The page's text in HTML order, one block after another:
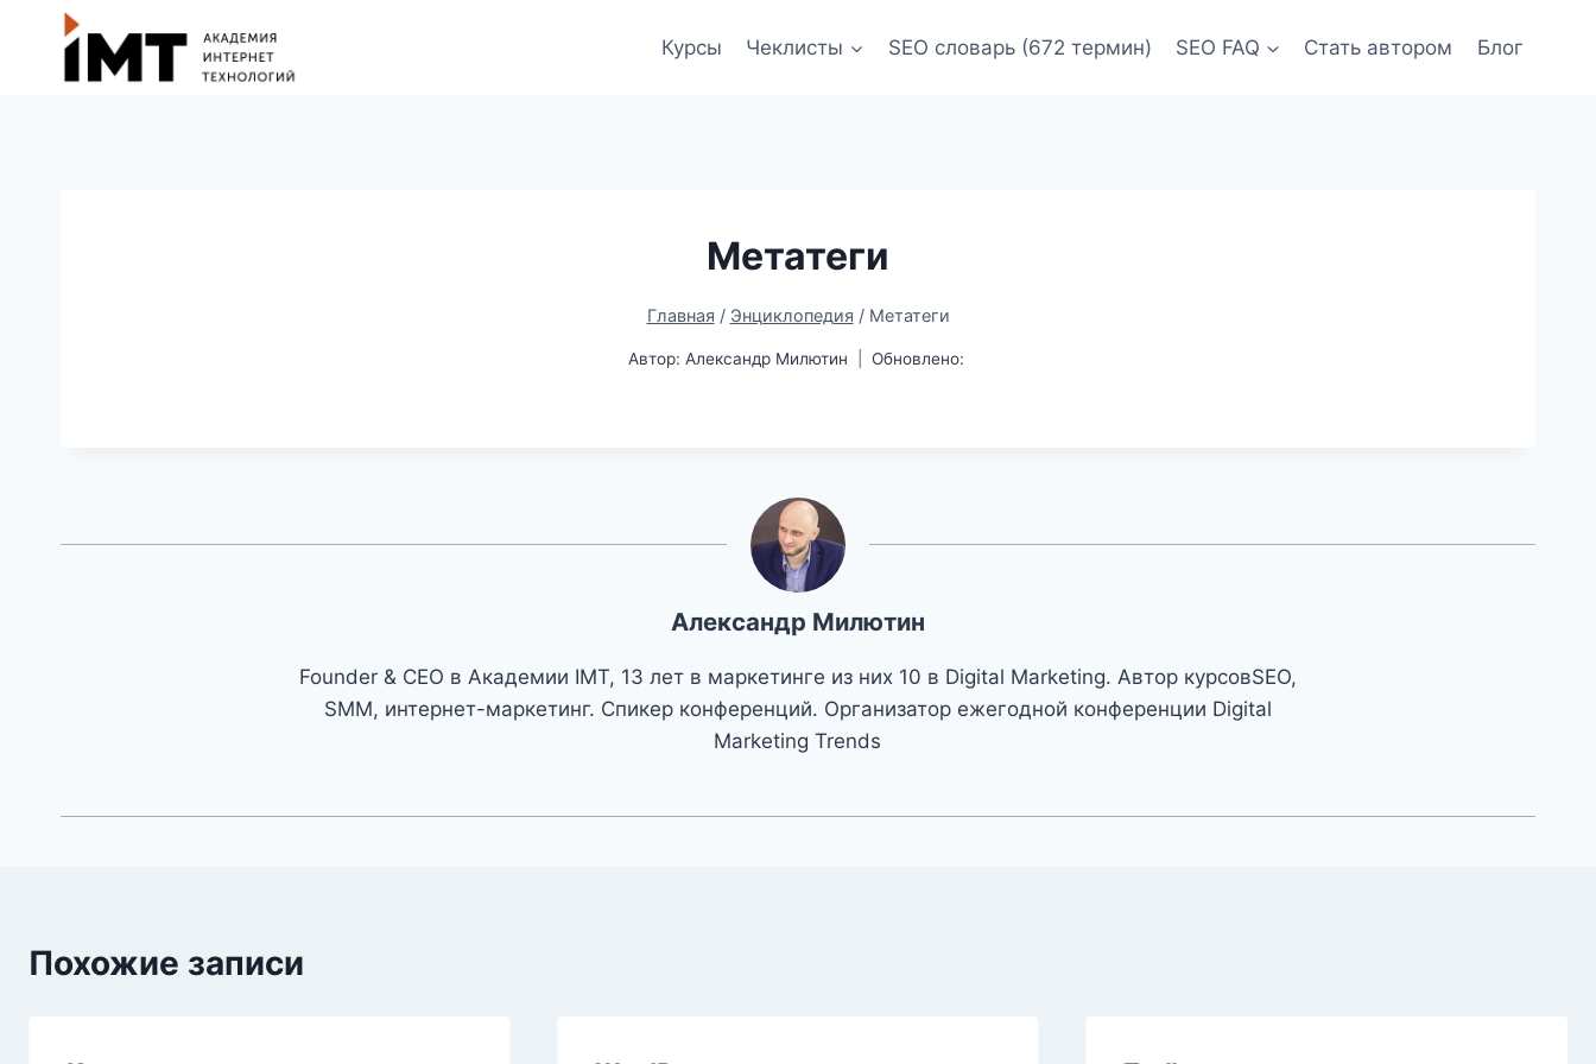
Курсы Чеклисты SEO словарь (672 термин) SEO FAQ Стать автором Блог
Метатеги
Главная / Энциклопедия / Метатеги
Автор: Александр Милютин Обновлено:
Александр Милютин
Founder & CEO в Академии IMT, 13 лет в маркетинге из них 10 в Digital Marketing. Автор курсовSEO,
SMM, интернет-маркетинг. Спикер конференций. Организатор ежегодной конференции Digital
Marketing Trends
Похожие записи